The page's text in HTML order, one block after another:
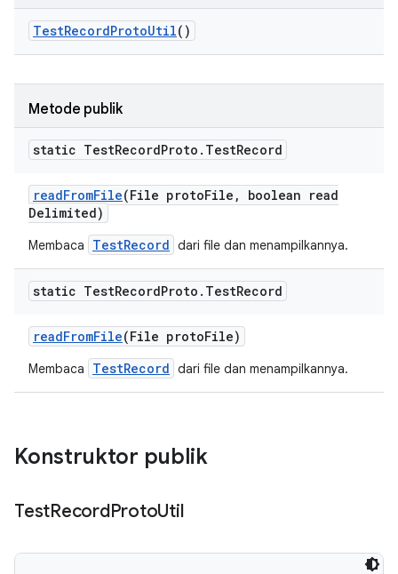
TestRecordProtoUtil()
Metode publik
static TestRecordProto . TestRecord
readFromFile(File protoFile ,
boolean read
Delimited)
Membaca TestRecord dari file dan menampilkannya.
static TestRecordProto . TestRecord
readFromFile(File protoFile)
Membaca TestRecord dari file dan menampilkannya.
Konstruktor publik
TestRecordProtoUtil